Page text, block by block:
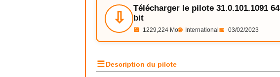
⇩
Télécharger le pilote 31.0.101.1091
bit
💾 1229,224 Mo🌐 International 📅 03/02/2023
☰Description du pilote